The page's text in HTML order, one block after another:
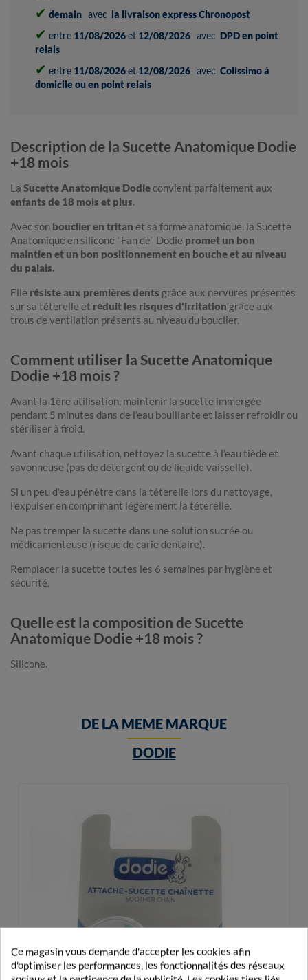
✔ demain avec la livraison express Chronopost
✔ entre 11/08/2026et 12/08/2026 avec DPD en point
relais
✔ entre 11/08/2026et 12/08/2026 avec Colissimo à
domicile ou en point relais
Description de la Sucette Anatomique Dodie
+18 mois
La Sucette Anatomique Dodieconvient parfaitement aux
enfants de 18 mois et plus.
Avec son bouclier en tritan et sa forme anatomique, la Sucette
Anatomique en silicone "Fan de" Dodie promet un bon
maintien et un bon positionnement en bouche et au niveau
du palais.
Elle résiste aux premières dents grâce aux nervures présentes
sur sa téterelle et réduit les risques d'irritation grâce aux
trous de ventilation présents au niveau du bouclier.
Comment utiliser la Sucette Anatomique
Dodie +18 mois ?
Avant la 1ère utilisation, maintenir la sucette immergée
pendant 5 minutes dans de l'eau bouillante et laisser refroidir ou
stériliser à froid.
Avant chaque utilisation, nettoyez la sucette à l'eau tiède et
savonneuse (pas de détergent ou de liquide vaisselle).
Si un peu d'eau pénètre dans la téterelle lors du nettoyage,
l'expulser en comprimant légèrement la téterelle.
Ne pas tremper la sucette dans une solution sucrée ou
médicamenteuse (risque de carie dentaire).
Remplacer la sucette toutes les 6 semaines par hygiène et
sécurité.
Quelle est la composition de Sucette
Anatomique Dodie +18 mois ?
Silicone.
DE LA MEME MARQUE
DODIE
Ce magasin vous demande d'accepter les cookies afin
d'optimiser les performances, les fonctionnalités des réseaux